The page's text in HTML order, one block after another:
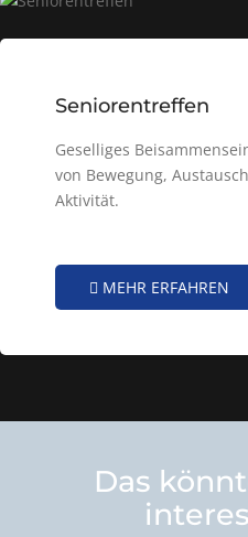
Seniorentreffen
Geselliges
von Bewegung,
Aktivität.
MEHR ERFAHREN
Das